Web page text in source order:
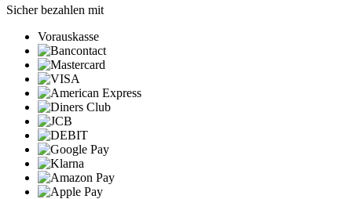
Sicher bezahlen mit
Vorauskasse